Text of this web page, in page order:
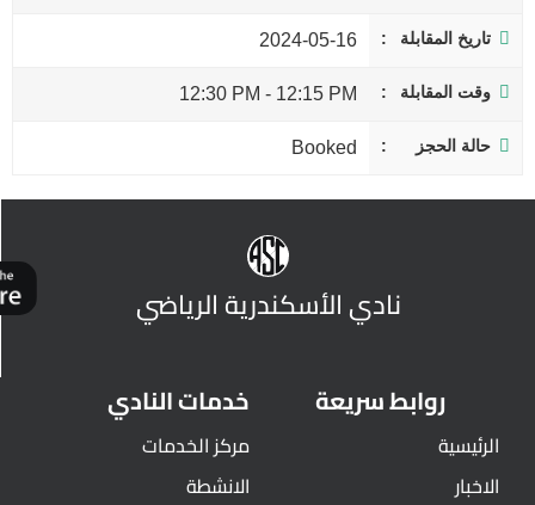
تاريخ المقابلة 2024-05-16
وقت المقابلة 12:15 PM
-
12:30 PM
حالة الحجز Booked
نادي الأسكندرية الرياضي
روابط سريعة
الرئيسية
الاخبار
خدمات النادي
مركز الخدمات
الانشطة